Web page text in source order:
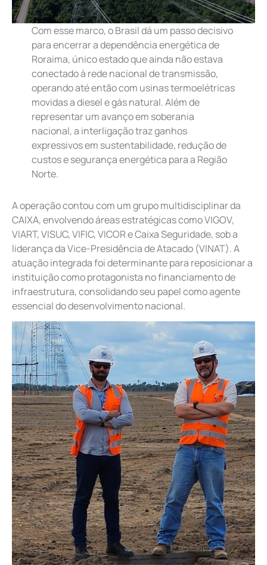
Com esse marco, o Brasil dá um passo decisivo
para encerrar a dependência energética de
Roraima, único estado que ainda não estava
conectado à rede nacional de transmissão,
operando até então com usinas termoelétricas
movidas a diesel e gás natural. Além de
representar um avanço em soberania
nacional, a interligação traz ganhos
expressivos em sustentabilidade, redução de
custos e segurança energética para a Região
Norte.
A operação contou com um grupo multidisciplinar da
CAIXA, envolvendo áreas estratégicas como VIGOV,
VIART, VISUC, VIFIC, VICOR e Caixa Seguridade, sob a
liderança da Vice-Presidência de Atacado (VINAT). A
atuação integrada foi determinante para reposicionar a
instituição como protagonista no financiamento de
infraestrutura, consolidando seu papel como agente
essencial do desenvolvimento nacional.